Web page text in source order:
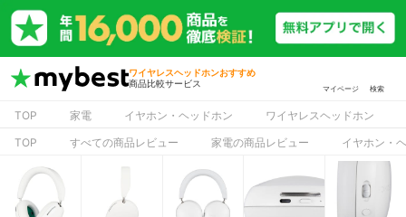
ワイヤレスヘッドホンおすすめ
商品比較サービス
マイページ 検索
TOP 家電 イヤホン・ヘッドホン
ワイヤレスヘッドホン
TOP
すべての商品レビュー 家電の商品レビュー イヤホン・